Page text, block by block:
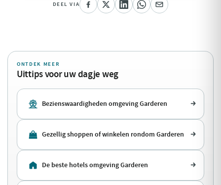
DEEL VIA
ONTDEK MEER
Uittips voor uw dagje weg
Bezienswaardigheden omgeving Garderen
Gezellig shoppen of winkelen rondom Garderen
De beste hotels omgeving Garderen